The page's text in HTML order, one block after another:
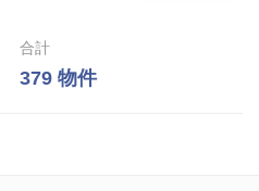
合計
379 物件